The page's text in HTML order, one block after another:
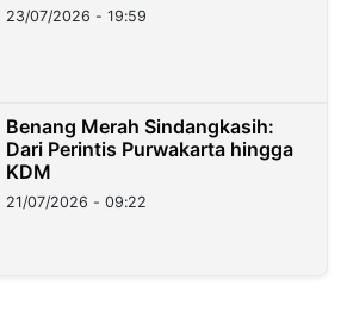
23/07/2026 - 19:59
Benang Merah Sindangkasih:
Dari Perintis Purwakarta hingga
KDM
21/07/2026 - 09:22